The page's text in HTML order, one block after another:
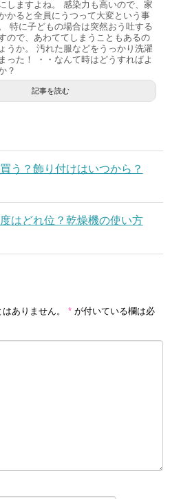
しますよね。 感染力も高いので、家
かると全員にうつって大変という事
特に子どもの場合は突然おう吐する
ので、あわててしまうこともあるの
うか。 汚れた服などをうっかり洗濯
った！ ・・なんて時はどうすればよ
？
記事を読む
う？飾り付けはいつから？
はどれ位？乾燥機の使い方
ありません。 * が付いている欄は必